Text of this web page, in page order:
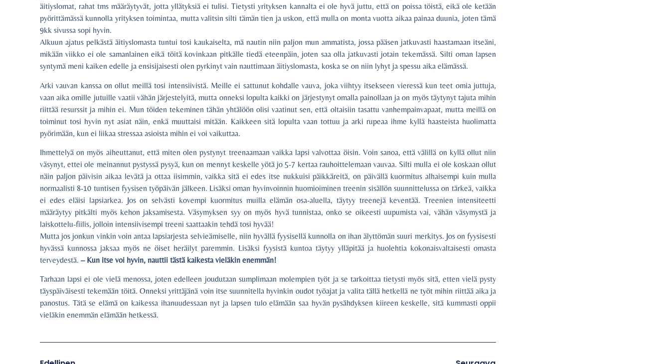
äitiyslomat, rahat tms määräytyvät, jotta yllätyksiä ei tulisi. Tietysti yrityksen kannalta ei ole hyvä juttu, että on poissa töistä, eikä ole ketään
pyörittämässä kunnolla yrityksen toimintaa, mutta valitsin silti tämän tien ja uskon, että mulla on monta vuotta aikaa painaa duunia, joten tämä
9kk sivussa sopi hyvin.
Alkuun ajatus pelkästä äitiyslomasta tuntui tosi kaukaiselta, mä nautin niin paljon mun ammatista, jossa pääsen jatkuvasti haastamaan itseäni,
mikään viikko ei ole samanlainen eikä töitä kovinkaan pitkälle tiedä eteenpäin, joten saa olla jatkuvasti jotain tekemässä. Silti oman lapsen
syntymä meni kaiken edelle ja ensisijaisesti olen pyrkinyt vain nauttimaan äitiyslomasta, koska se on niin lyhyt ja spessu aika elämässä.
Arki vauvan kanssa on ollut meillä tosi intensiivistä. Meille ei sattunut kohdalle vauva, joka viihtyy itsekseen vieressä kun teet omia juttuja,
vaan aika omille jutuille vaatii vähän järjestelyitä, mutta onneksi lopulta kaikki on järjestynyt omalla painollaan ja on myös täytynyt tajuta mihin
riittää resurssit ja mihin ei. Mun töiden tekeminen tähän yhtälöön olisi vaatinut sen, että oltaisiin tasattu vanhempainvapaat, mutta meillä on
toiminut tosi hyvin nyt asiat näin, enkä muuttaisi mitään. Kaikkeen sitä lopulta vaan tottuu ja arki rupeaa ihme kyllä haasteista huolimatta
pyörimään, kun ei liikaa stressaa asioista mihin ei voi vaikuttaa.
Ihmettelyä on myös aiheuttanut, että miten olen pystynyt treenaamaan vaikka lapsi valvottaa öisin. Voin sanoa, että välillä on kyllä ollut niin
väsynyt, ettei ole meinannut pystyssä pysyä, kun on mennyt keskelle yötä jo 5-7 kertaa rauhoittelemaan vauvaa. Silti mulla ei ole koskaan ollut
näin paljon päivisin aikaa levätä ja ottaa iisimmin, vaikka sitä ei edes itse nukkuisi päikkäreitä, on päivällä kuormitus alhaisempi kuin mulla
normaalisti 8-10 tuntisen fyysisen työpäivän jälkeen. Lisäksi oman hyvinvoinnin huomioiminen treenin sisällön suunnittelussa on tärkeä, vaikka
ei edes eläisi lapsiarkea. Jos on selvästi kovempi kuormitus muilla elämän osa-aluella, täytyy treenejä keventää. Treenien intensiteetti
määräytyy pitkälti myös kehon jaksamisesta. Väsymyksen syy on myös hyvä tunnistaa, onko se oikeesti uupumista vai, vähän väsymystä ja
laiskottelu-fiilis, jolloin intensiivisempi treeni saattaakin tehdä tosi hyvää!
Mutta jos jonkun vinkin voin antaa lapsiarjesta selvieämiselle, niin hyvällä fyysisellä kunnolla on ihan älyttömän suuri merkitys. Jos on fyysisesti
hyvässä kunnossa jaksaa myös ne öiset heräilyt paremmin. Lisäksi fyysistä kuntoa täytyy ylläpitää ja huolehtia kokonaisvaltaisesti omasta
terveydestä. – Kun itse voi hyvin, nauttii tästä kaikesta vieläkin enemmän!
Tarhaan lapsi ei ole vielä menossa, joten edelleen joudutaan sumplimaan molempien työt ja se tarkoittaa tietysti myös sitä, etten vielä pysty
täyspäiväisesti tekemään töitä. Onneksi yrittäjänä voin itse suunnitella hyvinkin oudot työajat ja valita tällä hetkellä ne työt mihin riittää aika ja
panostus. Tätä se elämä on kaikessa ihanuudessaan nyt ja lapsen tulo elämään saa hyvän pysähdyksen kiireen keskelle, sitä kummasti oppii
vieläkin enemmän elämään hetkessä.